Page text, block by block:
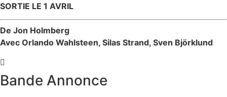
SORTIE LE 1 AVRIL
De Jon Holmberg
Avec Orlando Wahlsteen, Silas Strand, Sven Björklund
Bande Annonce